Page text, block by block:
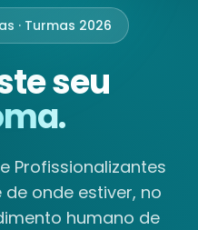
· Turmas 2026
seu
Profissionalizantes
de onde estiver, no
humano de